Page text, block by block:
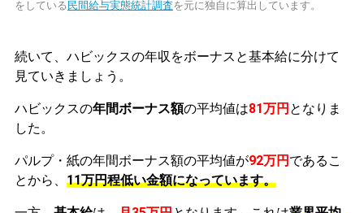
をしている 民間給与実態統計調査を元に独自に算出しています。
続いて、ハビックスの年収をボーナスと基本給に分けて
見ていきましょう。
ハビックスの年間ボーナス額の平均値は81万円 となりま
した。
パルプ・紙の年間ボーナス額の平均値が92万円 であるこ
とから、 11万円程低い金額になっています。